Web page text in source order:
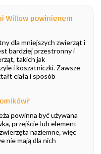
Willow powinienem
dla mniejszych zwierząt i
bardziej przestronny i
takich jak
i koszatniczki. Zawsze
ciała i sposób
powinna być używana
przejście lub element
naziemne, więc
nie mają dla nich